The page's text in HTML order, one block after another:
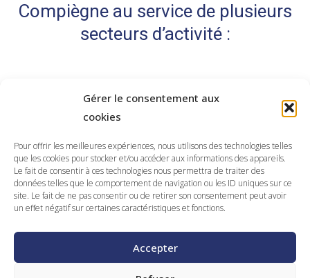
Gérer le consentement aux
cookies
Pour offrir les meilleures expériences, nous utilisons des technologies telles
que les cookies pour stocker et/ou accéder aux informations des appareils.
Le fait de consentir à ces technologies nous permettra de traiter des
données telles que le comportement de navigation ou les ID uniques sur ce
site. Le fait de ne pas consentir ou de retirer son consentement peut avoir
un effet négatif sur certaines caractéristiques et fonctions.
Accepter
Compiègne au service de plusieurs
secteurs d’activité :
transport
Votre agence AURA Intérim & CDI d’Amiens
recherche pour vous les meilleurs profils du secteur
de la logistique et du transport :
commande, manutentionnaire, magasinier
cariste, gestionnaire de stocks, responsable